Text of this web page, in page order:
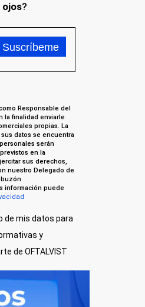
ojos?
Responsable del
la finalidad enviarle
propias. La
datos se encuentra
serán
en la
sus derechos,
nuestro Delegado de
buzón
información puede
mis datos para
y
de OFTALVIST